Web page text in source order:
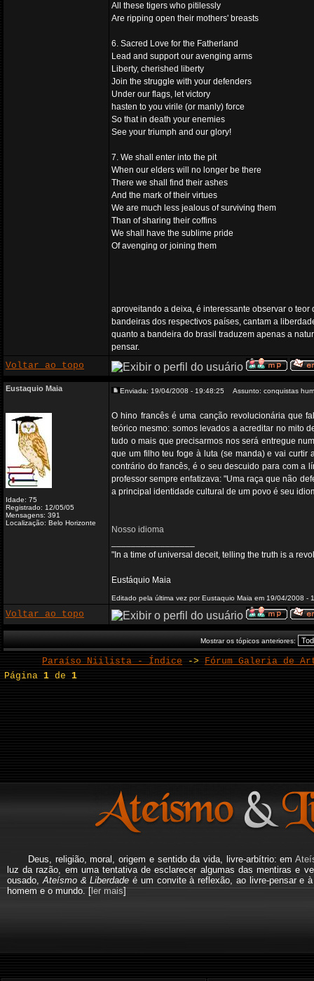
All these tigers who pitilessly
Are ripping open their mothers' breasts
6. Sacred Love for the Fatherland
Lead and support our avenging arms
Liberty, cherished liberty
Join the struggle with your defenders
Under our flags, let victory
hasten to you virile (or manly) force
So that in death your enemies
See your triumph and our glory!
7. We shall enter into the pit
When our elders will no longer be there
There we shall find their ashes
And the mark of their virtues
We are much less jealous of surviving them
Than of sharing their coffins
We shall have the sublime pride
Of avenging or joining them
aproveitando a deixa, é interessante observar o
bandeiras dos respectivos países, cantam a
quanto a bandeira do brasil traduzem apenas a
pensar.
Voltar ao topo
Eustaquio Maia
Idade: 75
Registrado: 12/05/05
Mensagens: 391
Localização: Belo Horizonte
Enviada: 19/04/2008 - 19:48:25 Assunto: conquistas
O hino francês é uma canção revolucionária que
teórico mesmo: somos levados a acreditar no mito
tudo o mais que precisarmos nos será entregue
que um filho teu foge à luta (se manda) e vai curtir
contrário do francês, é o seu descuido para com a
professor sempre enfatizava: "Uma raça que não
a principal identidade cultural de um povo é seu
Nosso idioma
"In a time of universal deceit, telling the truth is a
Eustáquio Maia
Editado pela última vez por Eustaquio Maia em 19/04/2008 -
Voltar ao topo
Mostrar os tópicos anteriores:
Paraíso Niilista - Índice -> Fórum Galeria de
Página1 de1
Deus, religião, moral, origem e sentido da vida, livre-arbítrio: em
luz da razão, em uma tentativa de esclarecer algumas das mentiras e
ousado, Ateísmo & Liberdade é um convite à reflexão, ao livre-pensar e
homem e o mundo. [ler mais]